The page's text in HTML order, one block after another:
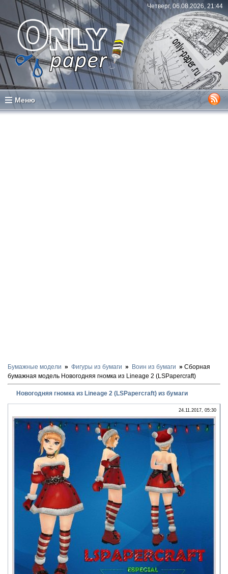
Четверг, 06.08.2026, 21:44
Меню
Бумажные модели Фигуры из бумаги Воин из бумаги
Сборная
бумажная модель Новогодняя гномка из Lineage 2 (LSPapercraft)
Новогодняя гномка из Lineage 2 (LSPapercraft) из бумаги
24.11.2017, 05:30